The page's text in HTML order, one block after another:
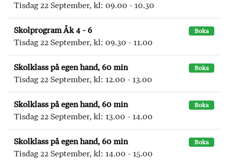
Tisdag 22 September, kl: 09.00 - 10.30
Skolprogram Åk 4 - 6 Boka
Tisdag 22 September, kl: 09.30 - 11.00
Skolklass på egen hand, 60 min Boka
Tisdag 22 September, kl: 12.00 - 13.00
Skolklass på egen hand, 60 min Boka
Tisdag 22 September, kl: 13.00 - 14.00
Skolklass på egen hand, 60 min Boka
Tisdag 22 September, kl: 14.00 - 15.00